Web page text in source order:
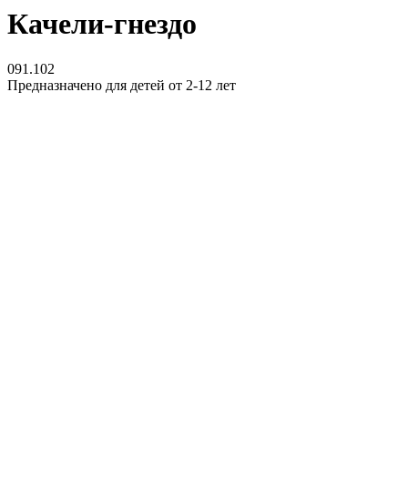
Качели-гнездо
091.102
Предназначено для детей от 2-12 лет